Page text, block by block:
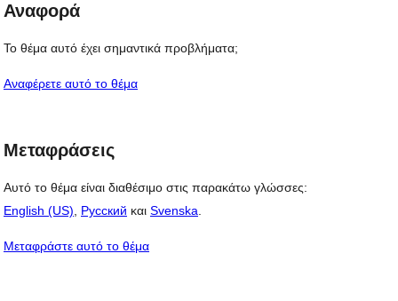
Αναφορά
Το θέμα αυτό έχει σημαντικά προβλήματα;
Αναφέρετε αυτό το θέμα
Μεταφράσεις
Αυτό το θέμα είναι διαθέσιμο στις παρακάτω γλώσσες:
English (US)
Русский και Svenska
Μεταφράστε αυτό το θέμα